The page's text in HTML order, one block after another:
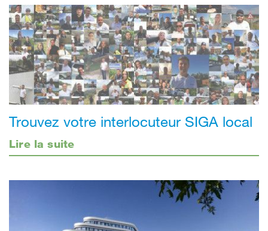
Trouvez votre interlocuteur SIGA local
Lire la suite